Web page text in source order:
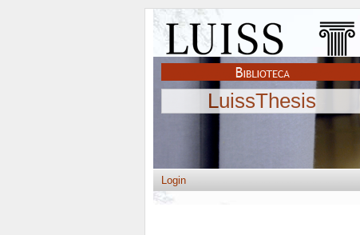
LuissThesis
Login